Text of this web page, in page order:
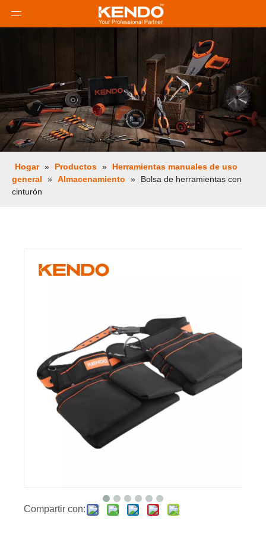
Hogar » Productos »
Herramientas manuales de uso
general
» Almacenamiento »
Bolsa de herramientas con
cinturón
Compartir con: